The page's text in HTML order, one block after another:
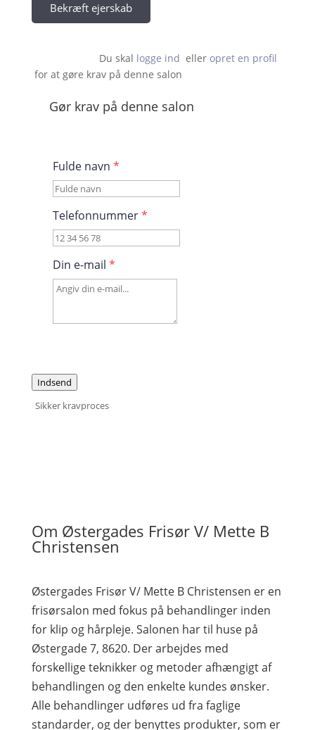
Bekræft ejerskab
Du skal logge ind eller opret en profil
for at gøre krav på denne salon
Gør krav på denne salon
Fulde navn *
Telefonnummer*
Din e-mail *
Indsend
Sikker kravproces
Om Østergades Frisør V/ Mette B
Christensen
Østergades Frisør V/ Mette B Christensen er en
frisørsalon med fokus på behandlinger inden
for klip og hårpleje. Salonen har til huse på
Østergade 7, 8620. Der arbejdes med
forskellige teknikker og metoder afhængigt af
behandlingen og den enkelte kundes ønsker.
Alle behandlinger udføres ud fra faglige
standarder, og der benyttes produkter, som er